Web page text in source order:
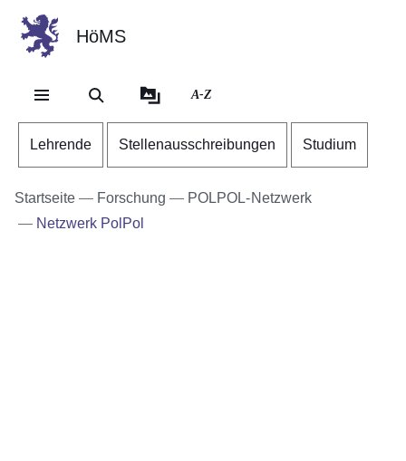
HöMS
A-Z
Lehrende Stellenausschreibungen Studium
Startseite Forschung
POLPOL-Netzwerk
Netzwerk PolPol